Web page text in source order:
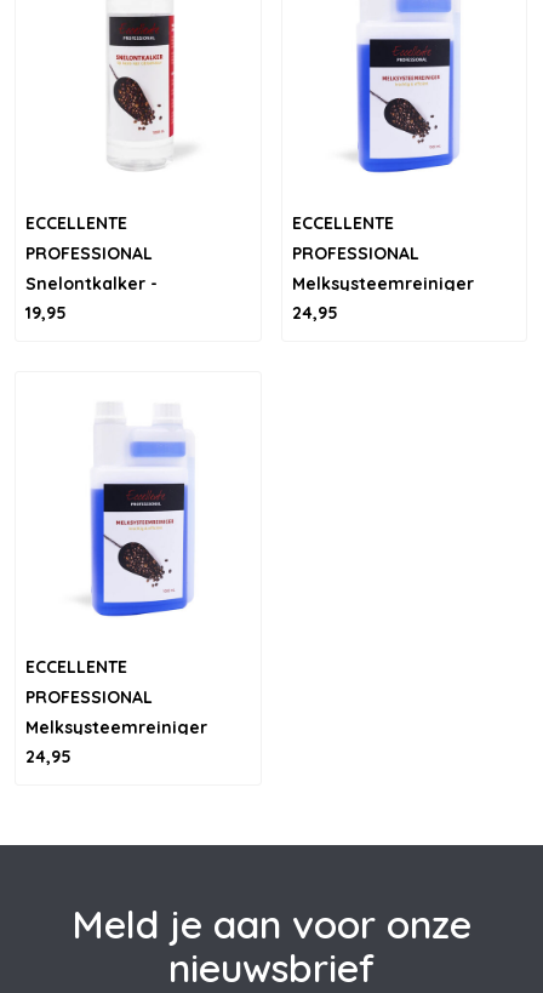
ECCELLENTE
PROFESSIONAL
Snelontkalker -
citroenzuur 1000ml
19,95
ECCELLENTE
PROFESSIONAL
Melksysteemreiniger
voor Jura - 1000ml
24,95
ECCELLENTE
PROFESSIONAL
Melksysteemreiniger
voor Melitta - 1000ml
24,95
Meld je aan voor onze
nieuwsbrief